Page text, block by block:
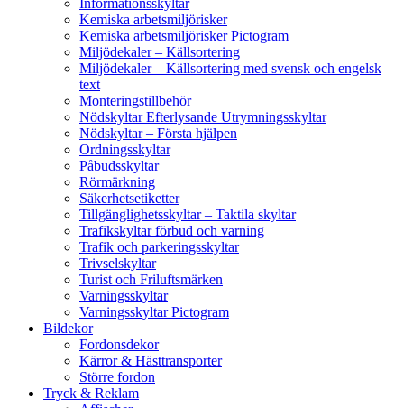
Informationsskyltar
Kemiska arbetsmiljörisker
Kemiska arbetsmiljörisker Pictogram
Miljödekaler – Källsortering
Miljödekaler – Källsortering med svensk och engelsk
text
Monteringstillbehör
Nödskyltar Efterlysande Utrymningsskyltar
Nödskyltar – Första hjälpen
Ordningsskyltar
Påbudsskyltar
Rörmärkning
Säkerhetsetiketter
Tillgänglighetsskyltar – Taktila skyltar
Trafikskyltar förbud och varning
Trafik och parkeringsskyltar
Trivselskyltar
Turist och Friluftsmärken
Varningsskyltar
Varningsskyltar Pictogram
Bildekor
Fordonsdekor
Kärror & Hästtransporter
Större fordon
Tryck & Reklam